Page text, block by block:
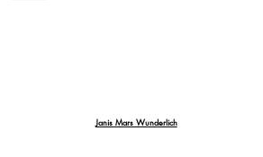
Janis Mars Wunderlich